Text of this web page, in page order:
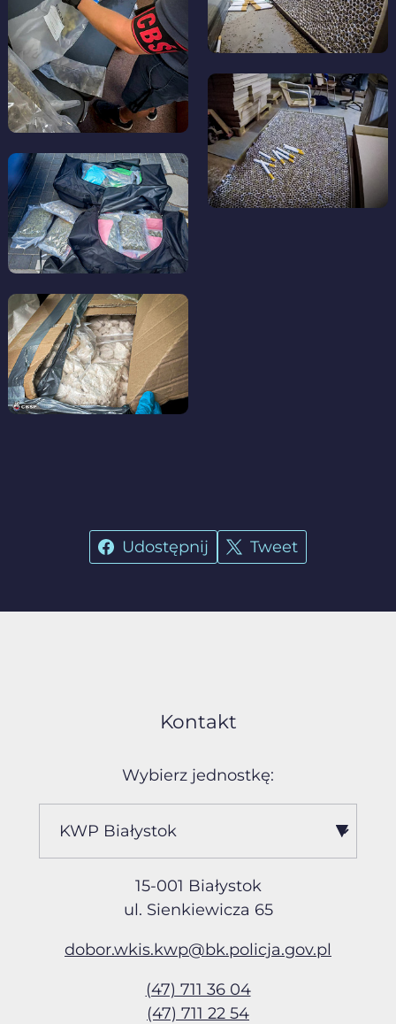
Udostępnij Tweet
Kontakt
Wybierz jednostkę:
15-001 Białystok
ul. Sienkiewicza 65
dobor.wkis.kwp@bk.policja.gov.pl
(47) 711 36 04
(47) 711 22 54